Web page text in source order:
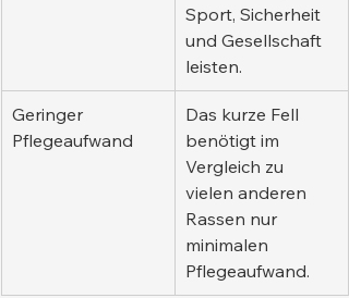
Sport, Sicherheit
und Gesellschaft
leisten.
Geringer
Pflegeaufwand
Das kurze Fell
benötigt im
Vergleich zu
vielen anderen
Rassen nur
minimalen
Pflegeaufwand.